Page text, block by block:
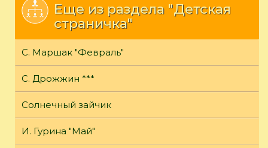
Еще из раздела "Детская
страничка"
С. Маршак "Февраль"
С. Дрожжин ***
Солнечный зайчик
И. Гурина "Май"